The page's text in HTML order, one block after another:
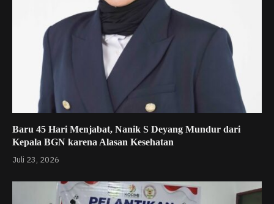
Baru 45 Hari Menjabat, Nanik S Deyang Mundur dari
Kepala BGN karena Alasan Kesehatan
Juli 23, 2026